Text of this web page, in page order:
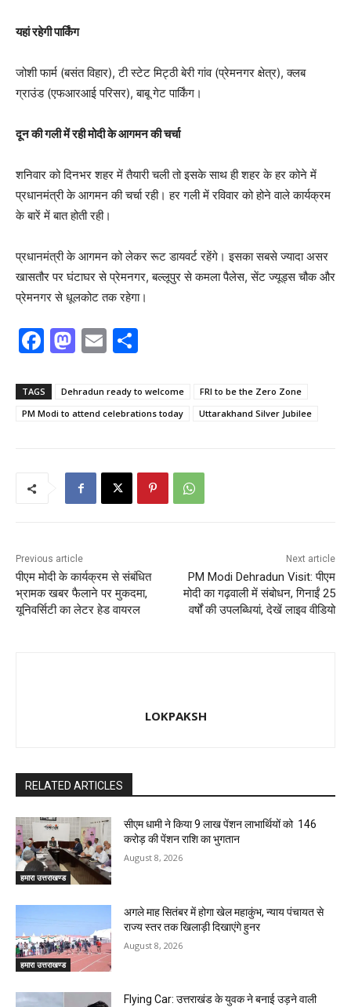
यहां रहेगी पार्किंग
जोशी फार्म (बसंत विहार), टी स्टेट मिट्ठी बेरी गांव (प्रेमनगर क्षेत्र), क्लब
ग्राउंड (एफआरआई परिसर), बाबू गेट पार्किंग।
दून की गली में रही मोदी के आगमन की चर्चा
शनिवार को दिनभर शहर में तैयारी चली तो इसके साथ ही शहर के हर कोने में
प्रधानमंत्री के आगमन की चर्चा रही। हर गली में रविवार को होने वाले कार्यक्रम
के बारें में बात होती रही।
प्रधानमंत्री के आगमन को लेकर रूट डायवर्ट रहेंगे। इसका सबसे ज्यादा असर
खासतौर पर घंटाघर से प्रेमनगर, बल्लूपुर से कमला पैलेस, सेंट ज्यूड्स चौक और
प्रेमनगर से धूलकोट तक रहेगा।
F
c
e
M
st
o
o
n
E
ai
l
ar
e
TAGS Dehradun ready to welcome
FRI to be the Zero Zone
PM Modi to attend celebrations today
Uttarakhand Silver Jubilee
Previous article
पीएम मोदी के कार्यक्रम से संबंधित
भ्रामक खबर फैलाने पर मुकदमा,
यूनिवर्सिटी का लेटर हेड वायरल
Next article
PM Modi Dehradun Visit: पीएम
मोदी का गढ़वाली में संबोधन, गिनाईं 25
वर्षों की उपलब्धियां, देखें लाइव वीडियो
LOKPAKSH
RELATED ARTICLES
हमारा उत्तराखण्ड
सीएम धामी ने किया 9 लाख पेंशन लाभार्थियों को ₹ 146
करोड़ की पेंशन राशि का भुगतान
August 8, 2026
हमारा उत्तराखण्ड
अगले माह सितंबर में होगा खेल महाकुंभ, न्याय पंचायत से
राज्य स्तर तक खिलाड़ी दिखाएंगे हुनर
August 8, 2026
Flying Car: उत्तराखंड के युवक ने बनाई उड़ने वाली